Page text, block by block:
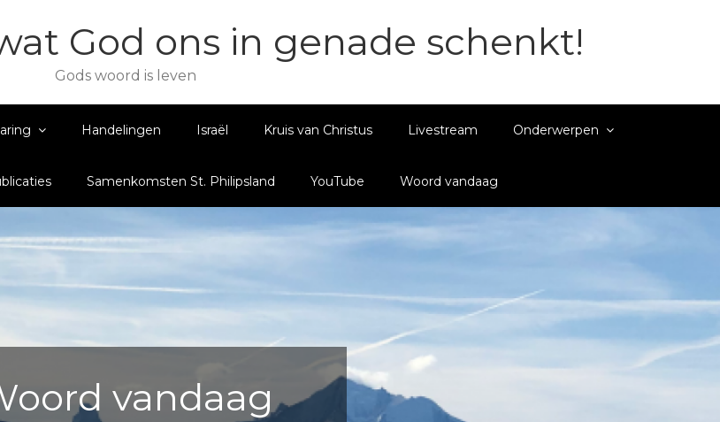
God ons in genade schenkt!
Gods woord is leven
Handelingen Israël Kruis van Christus Livestream Onderwerpen
Samenkomsten St. Philipsland YouTube Woord vandaag
vandaag